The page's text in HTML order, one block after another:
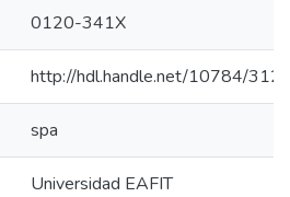
0120-341X
http://hdl.handle.net/10784/
spa
Universidad EAFIT